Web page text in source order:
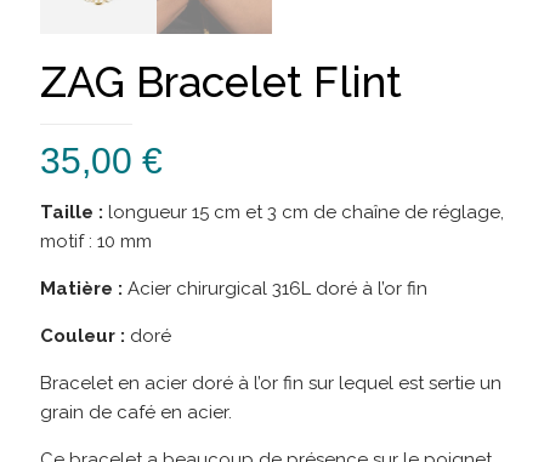
ZAG Bracelet Flint
35,00 €
Taille : longueur 15 cm et 3 cm de chaîne de réglage,
motif : 10 mm
Matière : Acier chirurgical 316L doré à l’or fin
Couleur : doré
Bracelet en acier doré à l’or fin sur lequel est sertie un
grain de café en acier.